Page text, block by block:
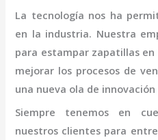
La tecnología nos ha
en la industria. Nuestra
para estampar zapatillasen
mejorar los procesos de
una nueva ola de
Siempre tenemos en
nuestros clientes para